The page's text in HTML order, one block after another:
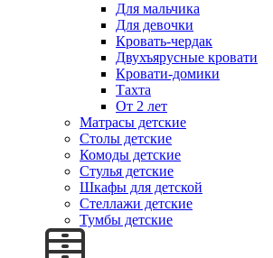
Для мальчика
Для девочки
Кровать-чердак
Двухъярусные кровати
Кровати-домики
Тахта
От 2 лет
Матрасы детские
Столы детские
Комоды детские
Стулья детские
Шкафы для детской
Стеллажи детские
Тумбы детские